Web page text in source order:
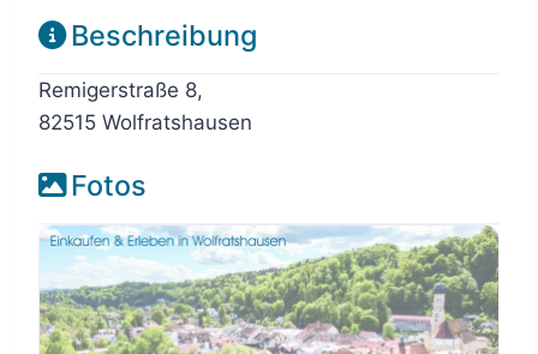
Beschreibung
Remigerstraße 8,
82515 Wolfratshausen
Fotos